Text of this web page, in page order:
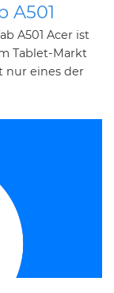
A501
A501 Acer ist
Tablet-Markt
nur eines der